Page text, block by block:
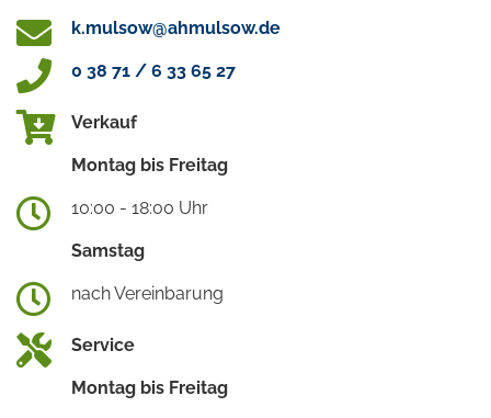
k.mulsow@ahmulsow.de
0 38 71 / 6 33 65 27
Verkauf
Montag bis Freitag
10:00 - 18:00 Uhr
Samstag
nach Vereinbarung
Service
Montag bis Freitag